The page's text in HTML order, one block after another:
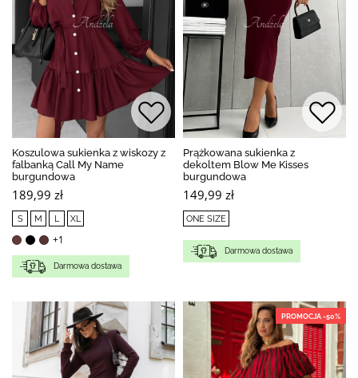
Koszulowa sukienka z wiskozy z
falbanką Call My Name
burgundowa
189,99 zł
S M L XL
+1
Darmowa dostawa
Prążkowana sukienka z
dekoltem Blow Me Kisses
burgundowa
149,99 zł
ONE SIZE
Darmowa dostawa
PROMOCJA -50%